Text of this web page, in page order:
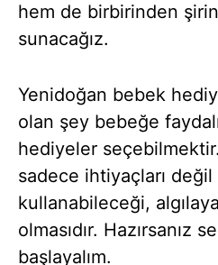
hem de birbirinden
sunacağız.
Yenidoğan bebek
olan şey bebeğe
hediyeler
sadece ihtiyaçları değil
kullanabileceği,
olmasıdır. Hazırsanız
başlayalım.